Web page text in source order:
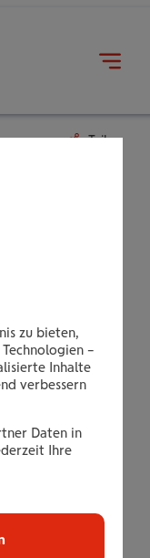
Teilen
vorgemerkt.
zu bieten,
–
Inhalte
verbessern
Daten in
Ihre